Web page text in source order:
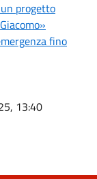
progetto
fino
13:40